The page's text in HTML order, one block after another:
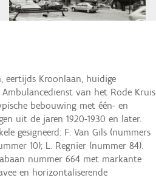
eertijds Kroonlaan, huidige
van het Rode Kruis
bebouwing met één- en
uit de jaren 1920-1930 en later.
gesigneerd: F. Van Gils (nummers
10); L. Regnier (nummer 84).
nummer 664 met markante
en horizontaliserende